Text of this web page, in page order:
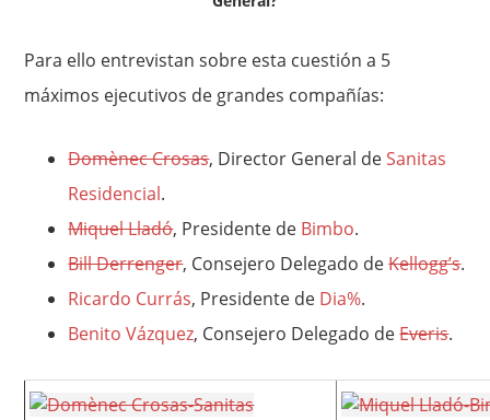
Para ello entrevistan sobre esta cuestión a 5
máximos ejecutivos de grandes compañías:
Domènec Crosas, Director General deSanitas
Residencial.
Miquel Lladó, Presidente de Bimbo.
Bill Derrenger, Consejero Delegado deKellogg’s.
Ricardo Currás, Presidente de Dia%.
Benito Vázquez, Consejero Delegado deEveris.